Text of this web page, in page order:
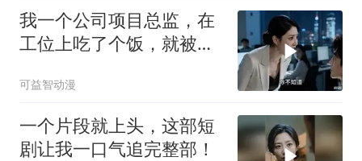
我一个公司项目总监，在
工位上吃了个饭，就被新
可益智动漫
一个片段就上头，这部短
剧让我一口气追完整部！